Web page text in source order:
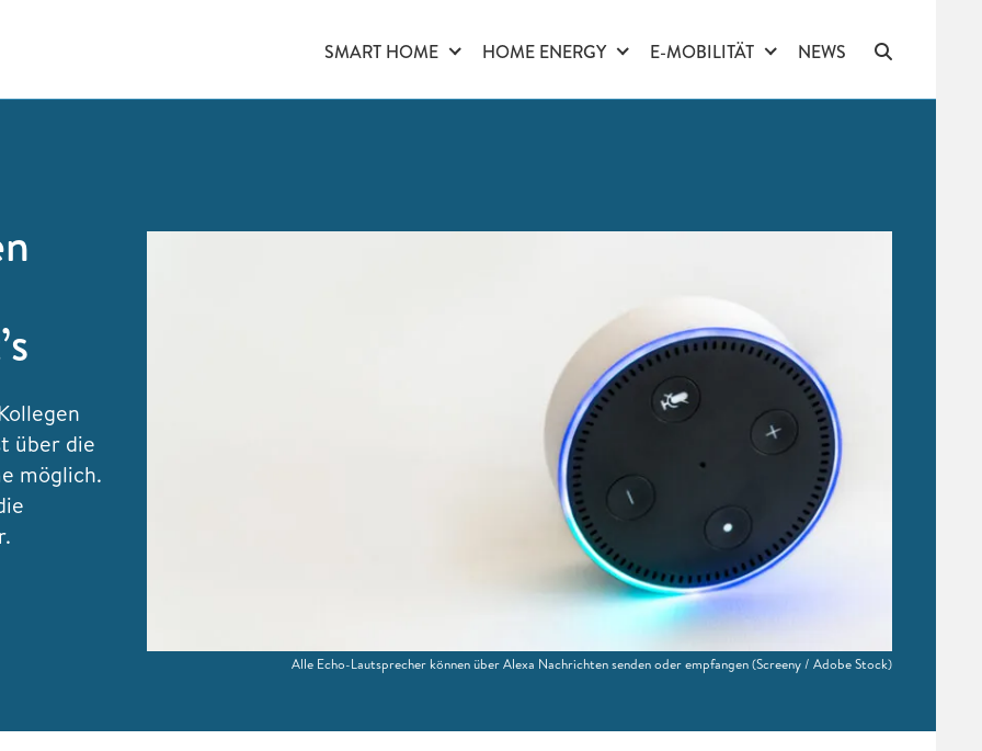
SMART HOME HOME ENERGY E-MOBILITÄT NEWS
über die
möglich.
Alle Echo-Lautsprecher können über Alexa Nachrichten senden oder empfangen(Screeny / Adobe Stock)